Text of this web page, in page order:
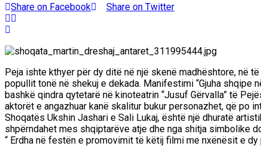
Share on Facebook Share on Twitter
Peja ishte kthyer për dy ditë në një skenë madhështore, në
popullit tonë në shekuj e dekada. Manifestimi “Gjuha
bashkë qindra qytetarë në kinoteatrin “Jusuf Gërvalla” të
aktorët e angazhuar kanë skalitur bukur personazhet, që po
Shoqatës Ukshin Jashari e Sali Lukaj, është një dhuratë
shpërndahet mes shqiptarëve atje dhe nga shitja simbolike
“ Erdha në festën e promovimit të këtij filmi me nxënësit e